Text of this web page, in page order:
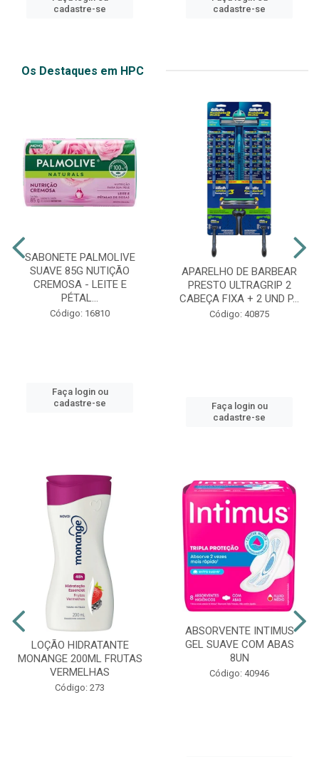
cadastre-se
cadastre-se
Os Destaques em HPC
SABONETE PALMOLIVE
SUAVE 85G NUTIÇÃO
CREMOSA - LEITE E
PÉTAL...
Código: 16810
Faça login ou
cadastre-se
APARELHO DE BARBEAR
PRESTO ULTRAGRIP 2
CABEÇA FIXA + 2 UND P...
Código: 40875
Faça login ou
cadastre-se
LOÇÃO HIDRATANTE
MONANGE 200ML FRUTAS
VERMELHAS
Código: 273
ABSORVENTE INTIMUS
GEL SUAVE COM ABAS
8UN
Código: 40946